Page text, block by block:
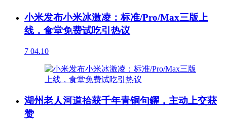
小米发布小米冰激凌：标准/Pro/Max三版上
线，食堂免费试吃引热议
7 04.10
湖州老人河道拾获千年青铜句鑃，主动上交获
赞